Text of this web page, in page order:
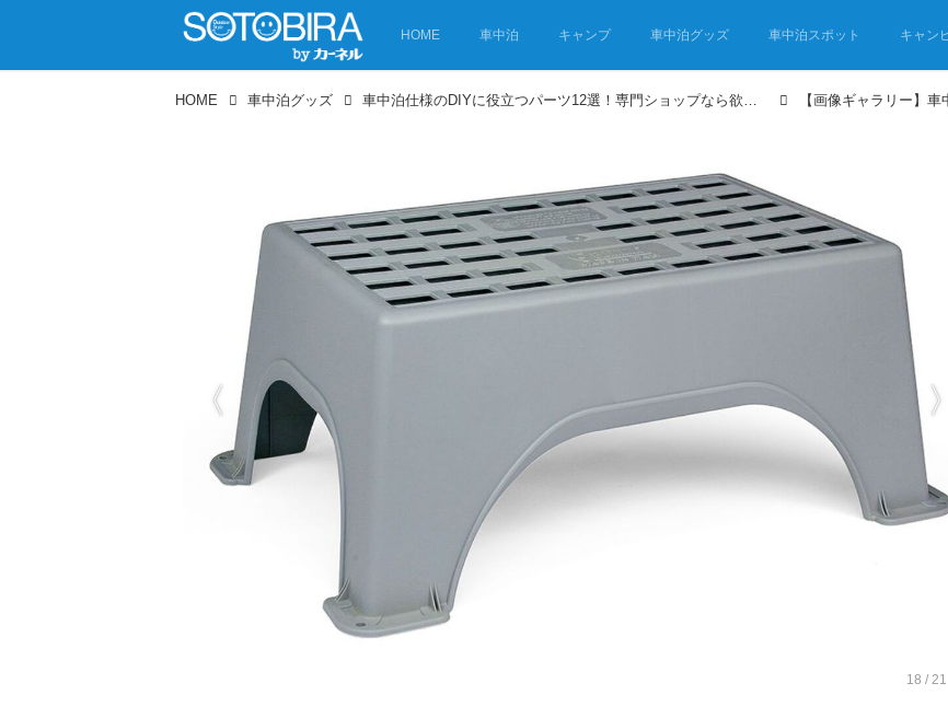
HOME 車中泊 キャンプ 車中泊グッズ 車中泊スポット キャン
HOME 車中泊グッズ 車中泊仕様のDIYに役立つパーツ12選！専門ショップなら欲しかったアレが見つかる！ホムセンにはないもの多数！